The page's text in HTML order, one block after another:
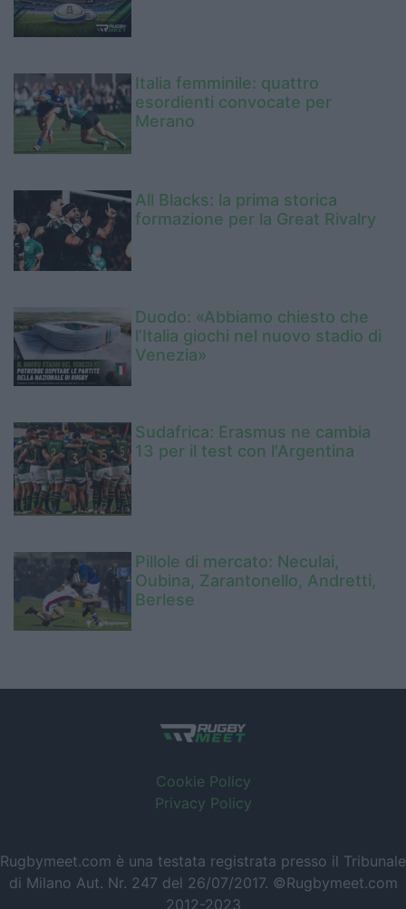
Italia femminile: quattro
esordienti convocate per
Merano
All Blacks: la prima storica
formazione per la Great Rivalry
Duodo: «Abbiamo chiesto che
l’Italia giochi nel nuovo stadio di
Venezia»
Sudafrica: Erasmus ne cambia
13 per il test con l'Argentina
Pillole di mercato: Neculai,
Oubina, Zarantonello, Andretti,
Berlese
Cookie Policy
Privacy Policy
Rugbymeet.com è una testata registrata presso il Tribunale
di Milano Aut. Nr. 247 del 26/07/2017. ©Rugbymeet.com
2012-2023